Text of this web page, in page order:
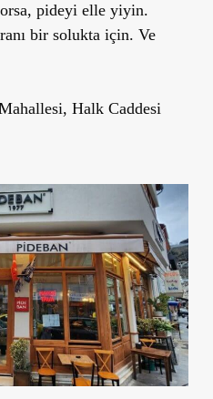
pideyi elle yiyin.
bir solukta için. Ve
Halk Caddesi